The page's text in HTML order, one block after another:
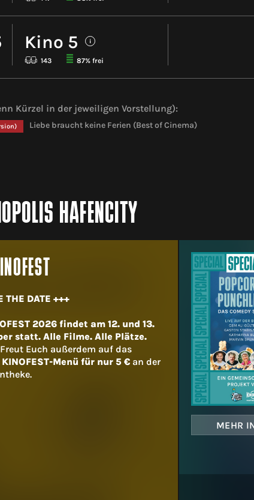
Kino 5 i
143 87% frei
Kürzel in der jeweiligen Vorstellung):
Liebe braucht keine Ferien (Best of Cinema)
HAFENCITY
THE DATE +++
2026 findet am 12. und 13.
statt. Alle Filme. Alle Plätze.
Freut Euch außerdem auf das
Menü für nur 5 € an der
MEHR